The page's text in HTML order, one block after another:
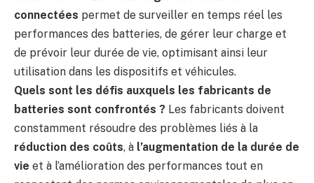
connectées permet de surveiller en temps réel les
performances des batteries, de gérer leur charge et
de prévoir leur durée de vie, optimisant ainsi leur
utilisation dans les dispositifs et véhicules.
Quels sont les défis auxquels les fabricants de
batteries sont confrontés ? Les fabricants doivent
constamment résoudre des problèmes liés à la
réduction des coûts, à l’augmentation de la durée de
vie et à l’amélioration des performances tout en